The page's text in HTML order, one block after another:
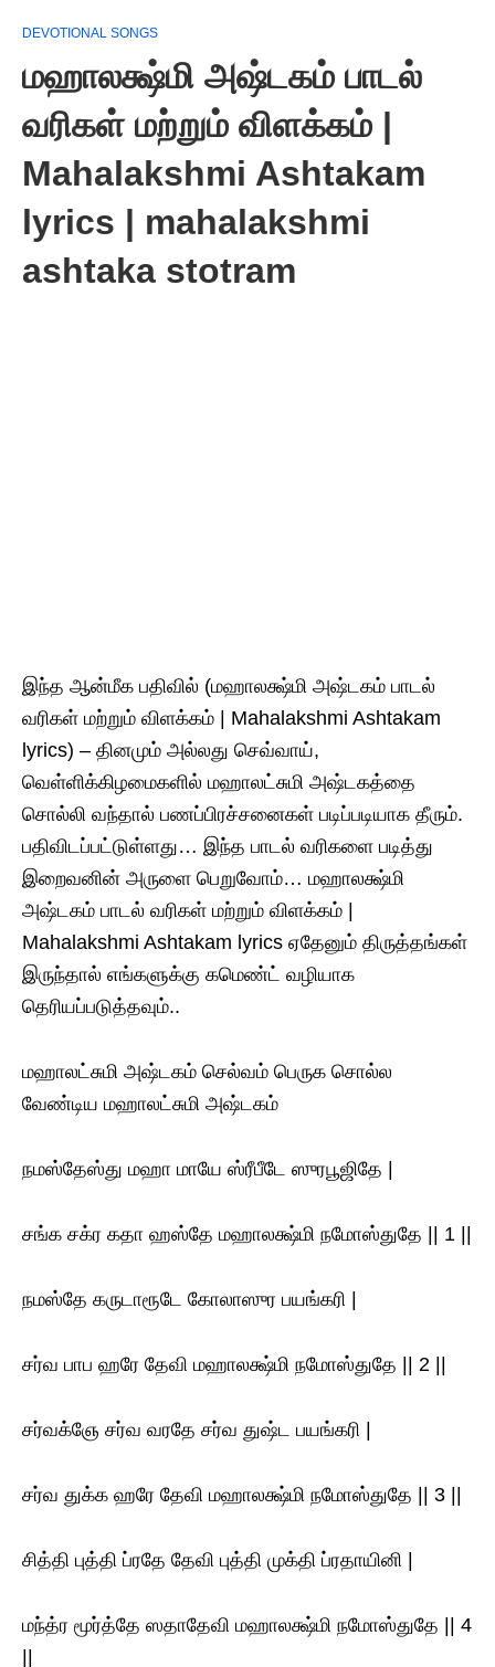
DEVOTIONAL SONGS
மஹாலக்ஷ்மி அஷ்டகம் பாடல்
வரிகள் மற்றும் விளக்கம் |
Mahalakshmi Ashtakam
lyrics | mahalakshmi
ashtaka stotram
இந்த ஆன்மீக பதிவில் (மஹாலக்ஷ்மி அஷ்டகம் பாடல்
வரிகள் மற்றும் விளக்கம் | Mahalakshmi Ashtakam
lyrics) – தினமும் அல்லது செவ்வாய்,
வெள்ளிக்கிழமைகளில் மஹாலட்சுமி அஷ்டகத்தை
சொல்லி வந்தால் பணப்பிரச்சனைகள் படிப்படியாக தீரும்.
பதிவிடப்பட்டுள்ளது… இந்த பாடல் வரிகளை படித்து
இறைவனின் அருளை பெறுவோம்… மஹாலக்ஷ்மி
அஷ்டகம் பாடல் வரிகள் மற்றும் விளக்கம் |
Mahalakshmi Ashtakam lyrics ஏதேனும் திருத்தங்கள்
இருந்தால் எங்களுக்கு கமெண்ட் வழியாக
தெரியப்படுத்தவும்..
மஹாலட்சுமி அஷ்டகம் செல்வம் பெருக சொல்ல
வேண்டிய மஹாலட்சுமி அஷ்டகம்
நமஸ்தேஸ்து மஹா மாயே ஸ்ரீபீடே ஸுரபூஜிதே |
சங்க சக்ர கதா ஹஸ்தே மஹாலக்ஷ்மி நமோஸ்துதே || 1 ||
நமஸ்தே கருடாரூடே கோலாஸுர பயங்கரி |
சர்வ பாப ஹரே தேவி மஹாலக்ஷ்மி நமோஸ்துதே || 2 ||
சர்வக்ஞே சர்வ வரதே சர்வ துஷ்ட பயங்கரி |
சர்வ துக்க ஹரே தேவி மஹாலக்ஷ்மி நமோஸ்துதே || 3 ||
சித்தி புத்தி ப்ரதே தேவி புத்தி முக்தி ப்ரதாயினி |
மந்த்ர மூர்த்தே ஸதாதேவி மஹாலக்ஷ்மி நமோஸ்துதே || 4